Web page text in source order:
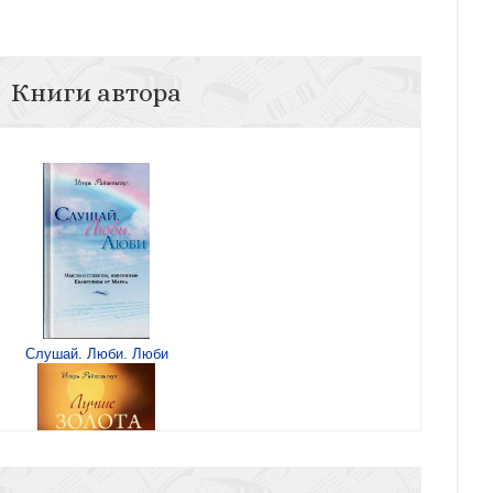
Книги автора
Слушай. Люби. Люби